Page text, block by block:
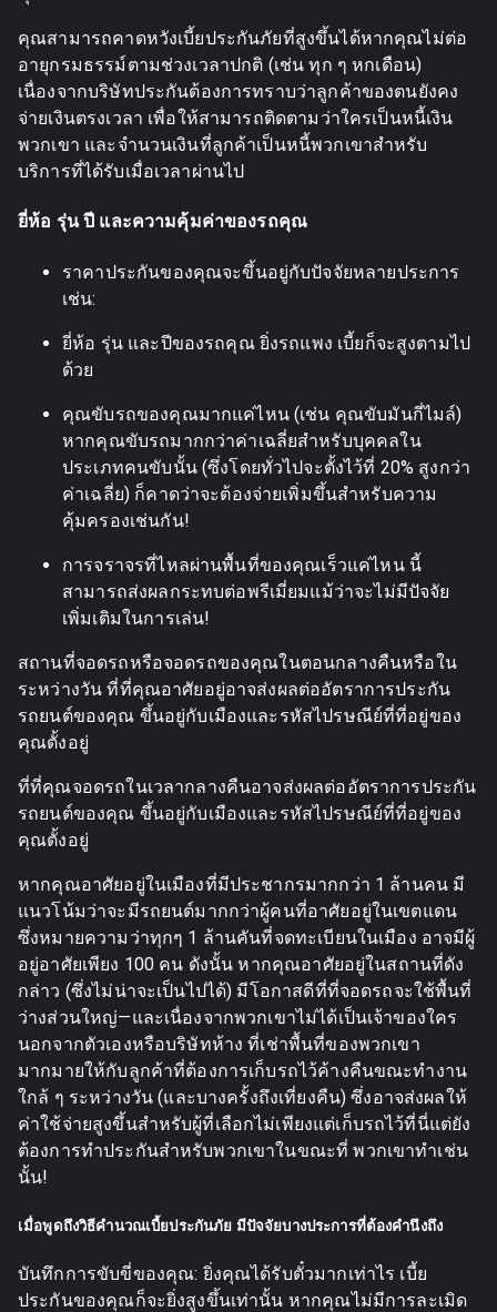
คุณสามารถคาดหวังเบี้ยประกันภัยที่สูงขึ้นได้หากคุณไม่ต่อ
อายุกรมธรรม์ตามช่วงเวลาปกติ (เช่น ทุก ๆ หกเดือน)
เนื่องจากบริษัทประกันต้องการทราบว่าลูกค้าของตนยังคง
จ่ายเงินตรงเวลา เพื่อให้สามารถติดตามว่าใครเป็นหนี้เงิน
พวกเขา และจำนวนเงินที่ลูกค้าเป็นหนี้พวกเขาสำหรับ
บริการที่ได้รับเมื่อเวลาผ่านไป
ยี่ห้อ รุ่น ปี และความคุ้มค่าของรถคุณ
ราคาประกันของคุณจะขึ้นอยู่กับปัจจัยหลายประการ
เช่น:
ยี่ห้อ รุ่น และปีของรถคุณ ยิ่งรถแพง เบี้ยก็จะสูงตามไป
ด้วย
คุณขับรถของคุณมากแค่ไหน (เช่น คุณขับมันกี่ไมล์)
หากคุณขับรถมากกว่าค่าเฉลี่ยสำหรับบุคคลใน
ประเภทคนขับนั้น (ซึ่งโดยทั่วไปจะตั้งไว้ที่ 20% สูงกว่า
ค่าเฉลี่ย) ก็คาดว่าจะต้องจ่ายเพิ่มขึ้นสำหรับความ
คุ้มครองเช่นกัน!
การจราจรที่ไหลผ่านพื้นที่ของคุณเร็วแค่ไหน นี้
สามารถส่งผลกระทบต่อพรีเมี่ยมแม้ว่าจะไม่มีปัจจัย
เพิ่มเติมในการเล่น!
สถานที่จอดรถหรือจอดรถของคุณในตอนกลางคืนหรือใน
ระหว่างวัน ที่ที่คุณอาศัยอยู่อาจส่งผลต่ออัตราการประกัน
รถยนต์ของคุณ ขึ้นอยู่กับเมืองและรหัสไปรษณีย์ที่ที่อยู่ของ
คุณตั้งอยู่
ที่ที่คุณจอดรถในเวลากลางคืนอาจส่งผลต่ออัตราการประกัน
รถยนต์ของคุณ ขึ้นอยู่กับเมืองและรหัสไปรษณีย์ที่ที่อยู่ของ
คุณตั้งอยู่
หากคุณอาศัยอยู่ในเมืองที่มีประชากรมากกว่า 1 ล้านคน มี
แนวโน้มว่าจะมีรถยนต์มากกว่าผู้คนที่อาศัยอยู่ในเขตแดน
ซึ่งหมายความว่าทุกๆ 1 ล้านคันที่จดทะเบียนในเมือง อาจมีผู้
อยู่อาศัยเพียง 100 คน ดังนั้น หากคุณอาศัยอยู่ในสถานที่ดัง
กล่าว (ซึ่งไม่น่าจะเป็นไปได้) มีโอกาสดีที่ที่จอดรถจะใช้พื้นที่
ว่างส่วนใหญ่—และเนื่องจากพวกเขาไม่ได้เป็นเจ้าของใคร
นอกจากตัวเองหรือบริษัทห้าง ที่เช่าพื้นที่ของพวกเขา
มากมายให้กับลูกค้าที่ต้องการเก็บรถไว้ค้างคืนขณะทำงาน
ใกล้ ๆ ระหว่างวัน (และบางครั้งถึงเที่ยงคืน) ซึ่งอาจส่งผลให้
ค่าใช้จ่ายสูงขึ้นสำหรับผู้ที่เลือกไม่เพียงแต่เก็บรถไว้ที่นี่แต่ยัง
ต้องการทำประกันสำหรับพวกเขาในขณะที่ พวกเขาทำเช่น
นั้น!
เมื่อพูดถึงวิธีคำนวณเบี้ยประกันภัย มีปัจจัยบางประการที่ต้องคำนึงถึง
บันทึกการขับขี่ของคุณ: ยิ่งคุณได้รับตั๋วมากเท่าไร เบี้ย
ประกันของคุณก็จะยิ่งสูงขึ้นเท่านั้น หากคุณไม่มีการละเมิด